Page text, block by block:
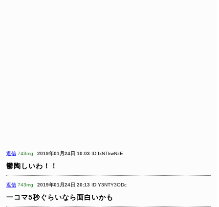
返信 743mg 2019年01月24日 10:03 ID:IxNTkwNzE
鬱陶しいわ！！
返信 743mg 2019年01月24日 20:13 ID:Y3NTY3ODc
一コマ5秒ぐらいなら面白いかも